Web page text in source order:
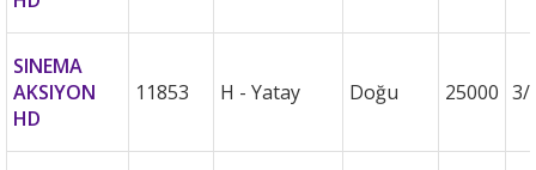
SINEMA
AKSIYON
HD
11853 H - Yatay Doğu 25000 3/